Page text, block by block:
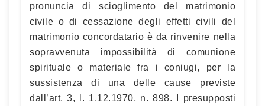
pronuncia di scioglimento del matrimonio
civile o di cessazione degli effetti civili del
matrimonio concordatario è da rinvenire nella
sopravvenuta impossibilità di comunione
spirituale o materiale fra i coniugi, per la
sussistenza di una delle cause previste
dall’art. 3, l. 1.12.1970, n. 898. I presupposti